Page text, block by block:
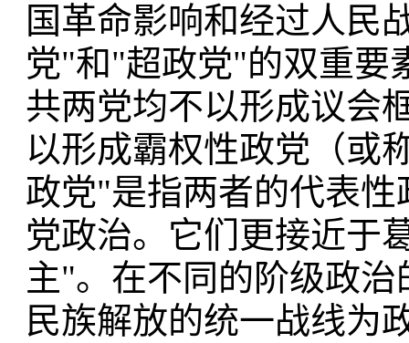
国革命影响和经过人民
党"和"超政党"的双重要
共两党均不以形成议会
以形成霸权性政党（或
政党"是指两者的代表
党政治。它们更接近于
主"。在不同的阶级政
民族解放的统一战线为